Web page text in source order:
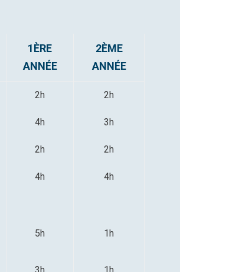
1ÈRE
ANNÉE
2ÈME
ANNÉE
2h 2h
4h 3h
2h 2h
4h 4h
5h 1h